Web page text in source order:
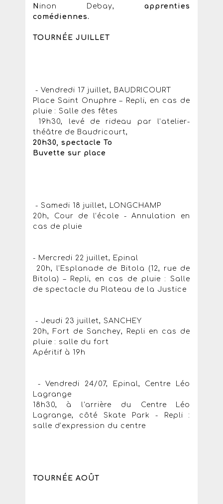
N inon Debay,apprenties
comédiennes.
TOURNÉE JUILLET
- Vendredi 17 juillet, BAUDRICOURT
Place Saint Onuphre – Repli, en cas de
pluie : Salle des fêtes
19h30, levé de rideau par l’atelier-
théâtre de Baudricourt,
20h30, spectacle To
Buvette sur place
- Samedi 18 juillet, LONGCHAMP
20h, Cour de l’école - Annulation en
cas de pluie
- Mercredi 22 juillet, Epinal
20h, l’Esplanade de Bitola (12, rue de
Bitola) – Repli, en cas de pluie : Salle
de spectacle du Plateau de la Justice
- Jeudi 23 juillet, SANCHEY
20h, Fort de Sanchey, Repli en cas de
pluie : salle du fort
Apéritif à 19h
- Vendredi 24/07, Epinal, Centre Léo
Lagrange
18h30, à l'arrière du Centre Léo
Lagrange, côté Skate Park - Repli :
salle d’expression du centre
TOURNÉE AOÛT